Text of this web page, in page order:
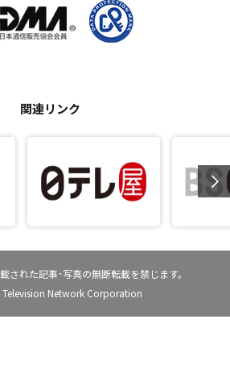
関連リンク
された記事･写真の無断転載を禁じます。
Network Corporation